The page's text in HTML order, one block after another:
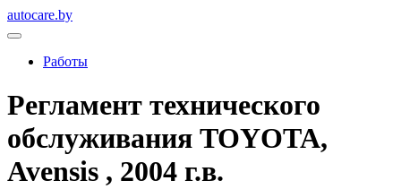
autocare.by
Работы
Регламент технического
обслуживания TOYOTA,
Avensis , 2004 г.в.